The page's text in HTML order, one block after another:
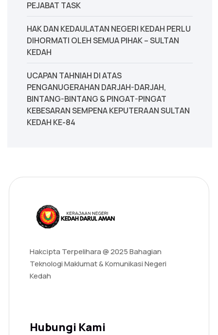
PEJABAT TASK
‎HAK DAN KEDAULATAN NEGERI KEDAH PERLU
DIHORMATI OLEH SEMUA PIHAK – SULTAN
KEDAH
UCAPAN TAHNIAH DI ATAS
PENGANUGERAHAN DARJAH-DARJAH,
BINTANG-BINTANG & PINGAT-PINGAT
KEBESARAN SEMPENA KEPUTERAAN SULTAN
KEDAH KE-84
Hakcipta Terpelihara @ 2025 Bahagian
Teknologi Maklumat & Komunikasi Negeri
Kedah
Hubungi Kami